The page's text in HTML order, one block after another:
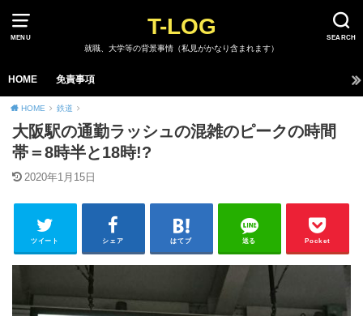
MENU SEARCH
T-LOG
就職、大学等の背景事情（私見がかなり含まれます）
HOME 免責事項
HOME 鉄道
大阪駅の通勤ラッシュの混雑のピークの時間
帯＝8時半と18時!?
2020年1月15日
ツイート シェア はてブ 送る Pocket